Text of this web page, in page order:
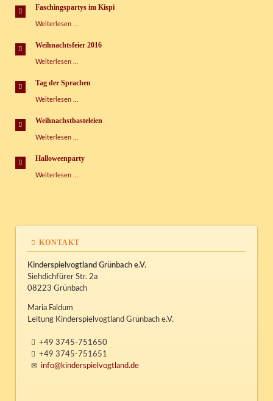
im
Faschingspartys im Kispi
Weiterlesen …
Kispi
Weihnachtsfeier 2016
Weiterlesen …
Tag der Sprachen
Weiterlesen …
Sprachen
Weihnachstbasteleien
Weiterlesen …
Halloweenparty
Weiterlesen …
KONTAKT
Kinderspielvogtland Grünbach e.V.
Siehdichfürer Str. 2a
08223 Grünbach
Maria Faldum
Leitung Kinderspielvogtland Grünbach e.V.
+49 3745-751650
+49 3745-751651
info@kinderspielvogtland.de